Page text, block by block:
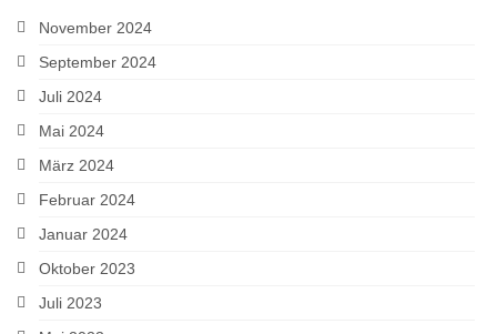
November 2024
September 2024
Juli 2024
Mai 2024
März 2024
Februar 2024
Januar 2024
Oktober 2023
Juli 2023